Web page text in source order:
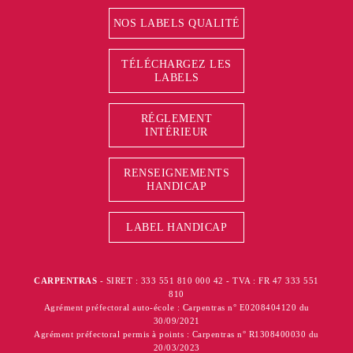
NOS LABELS QUALITÉ
TÉLÉCHARGEZ LES
LABELS
RÉGLEMENT
INTÉRIEUR
RENSEIGNEMENTS
HANDICAP
LABEL HANDICAP
CARPENTRAS - SIRET : 333 551 810 000 42 - TVA : FR 47 333 551
810
Agrément préfectoral auto-école : Carpentras n° E0208404120 du
30/09/2021
Agrément préfectoral permis à points : Carpentras n° R1308400030 du
20/03/2023